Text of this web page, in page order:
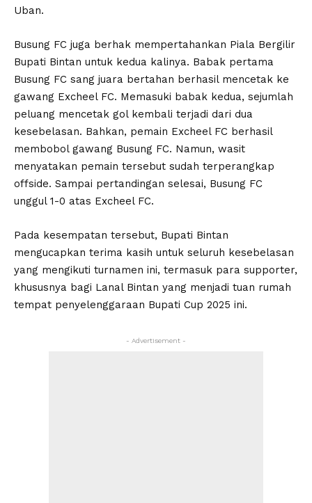
Uban.
Busung FC juga berhak mempertahankan Piala Bergilir
Bupati Bintan untuk kedua kalinya. Babak pertama
Busung FC sang juara bertahan berhasil mencetak ke
gawang Excheel FC. Memasuki babak kedua, sejumlah
peluang mencetak gol kembali terjadi dari dua
kesebelasan. Bahkan, pemain Excheel FC berhasil
membobol gawang Busung FC. Namun, wasit
menyatakan pemain tersebut sudah terperangkap
offside. Sampai pertandingan selesai, Busung FC
unggul 1-0 atas Excheel FC.
Pada kesempatan tersebut, Bupati Bintan
mengucapkan terima kasih untuk seluruh kesebelasan
yang mengikuti turnamen ini, termasuk para supporter,
khususnya bagi Lanal Bintan yang menjadi tuan rumah
tempat penyelenggaraan Bupati Cup 2025 ini.
- Advertisement -